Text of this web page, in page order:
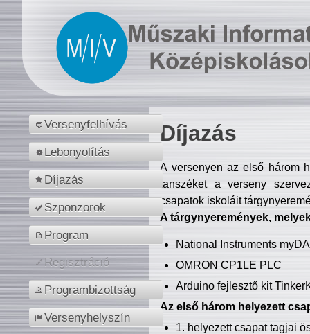
Versenyfelhívás
Lebonyolítás
Díjazás
Szponzorok
Program
Regisztráció
Programbizottság
Versenyhelyszín
Díjazás
A versenyen az első három
tanszéket a verseny
csapatok iskoláit
A tárgynyeremények,
National Instruments
OMRON CP1LE PLC
Arduino fejlesztő kit
Az első három helyezett
1. helyezett csapat tagjai